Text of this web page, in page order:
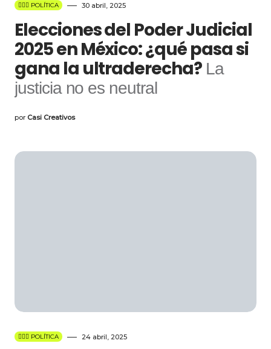
👩🏻‍⚖️ POLÍTICA 30 abril, 2025
Elecciones del Poder Judicial
2025 en México: ¿qué pasa si
gana la ultraderecha? La
justicia no es neutral
por Casi Creativos
👩🏻‍⚖️ POLÍTICA 24 abril, 2025